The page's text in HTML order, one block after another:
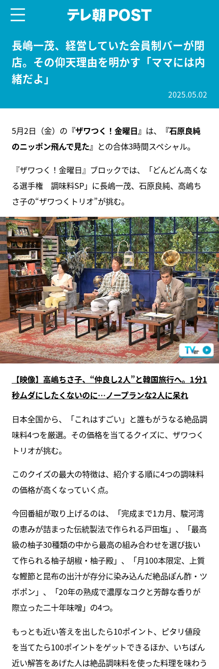
長嶋一茂、経営していた会員制バーが閉
店。その仰天理由を明かす「ママには内
緒だよ」
2025.05.02
5月2日（金）の 『ザワつく！金曜日』 は、
『石原良純
のニッポン飛んで見た』 との合体3時間スペシャル。
『ザワつく！金曜日』ブロックでは、「どんどん高くな
る選手権 調味料SP」に長嶋一茂、石原良純、高嶋ち
さ子の“ザワつくトリオ”が挑む。
【映像】高嶋ちさ子、“仲良し2人”と韓国旅行へ。1分1
秒ムダにしたくないのに…ノープランな2人に呆れ
日本全国から、「これはすごい」と誰もがうなる絶品調
味料4つを厳選。その価格を当てるクイズに、ザワつく
トリオが挑む。
このクイズの最大の特徴は、紹介する順に4つの調味料
の価格が高くなっていく点。
今回番組が取り上げるのは、「完成まで1カ月、駿河湾
の恵みが詰まった伝統製法で作られる戸田塩」、「最高
級の柚子30種類の中から最高の組み合わせを選び抜い
て作られる柚子胡椒・柚子殿」、「月100本限定、上質
な鰹節と昆布の出汁が存分に染み込んだ絶品ぽん酢・ツ
ボポン」、「20年の熟成で濃厚なコクと芳醇な香りが
際立った二十年味噌」の4つ。
もっとも近い答えを出したら10ポイント、ピタリ値段
を当てたら100ポイントをゲットできるほか、いちばん
近い解答をあげた人は絶品調味料を使った料理を味わう